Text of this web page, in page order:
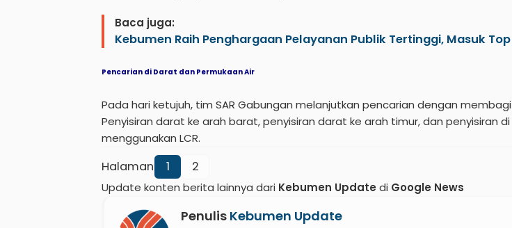
Baca juga:
Kebumen Raih Penghargaan Pelayanan Publik Tertinggi, Masuk
Pencarian di Darat dan Permukaan Air
Pada hari ketujuh, tim SAR Gabungan melanjutkan pencarian dengan membagi
Penyisiran darat ke arah barat, penyisiran darat ke arah timur, dan penyisiran
menggunakan LCR.
Halaman 1 2
Update konten berita lainnya dari Kebumen Update di Google News
Penulis Kebumen Update